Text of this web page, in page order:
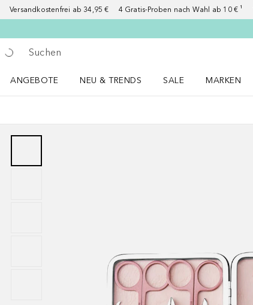
Versandkostenfrei ab 34,95 € 4 Gratis-Proben nach Wahl ab 10 € ¹
Gehe zurück
Suche ausführen
ANGEBOTE
NEU & TRENDS
SALE
MARKEN